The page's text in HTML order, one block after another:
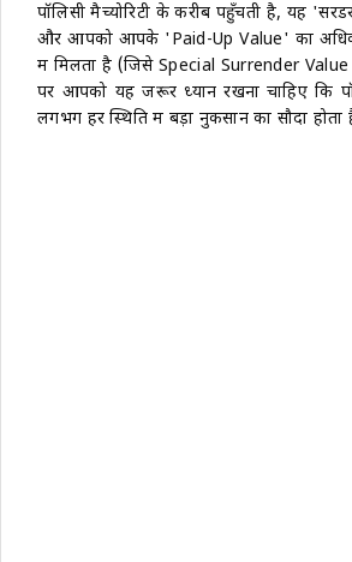
पॉलिसी मैच्योरिटी के करीब पहुँचती है, यह
और आपको आपके 'Paid-Up Value' का
में मिलता है (जिसे Special Surrender Value
पर आपको यह जरूर ध्यान रखना चाहिए कि
लगभग हर स्थिति में बड़ा नुकसान का सौदा होता